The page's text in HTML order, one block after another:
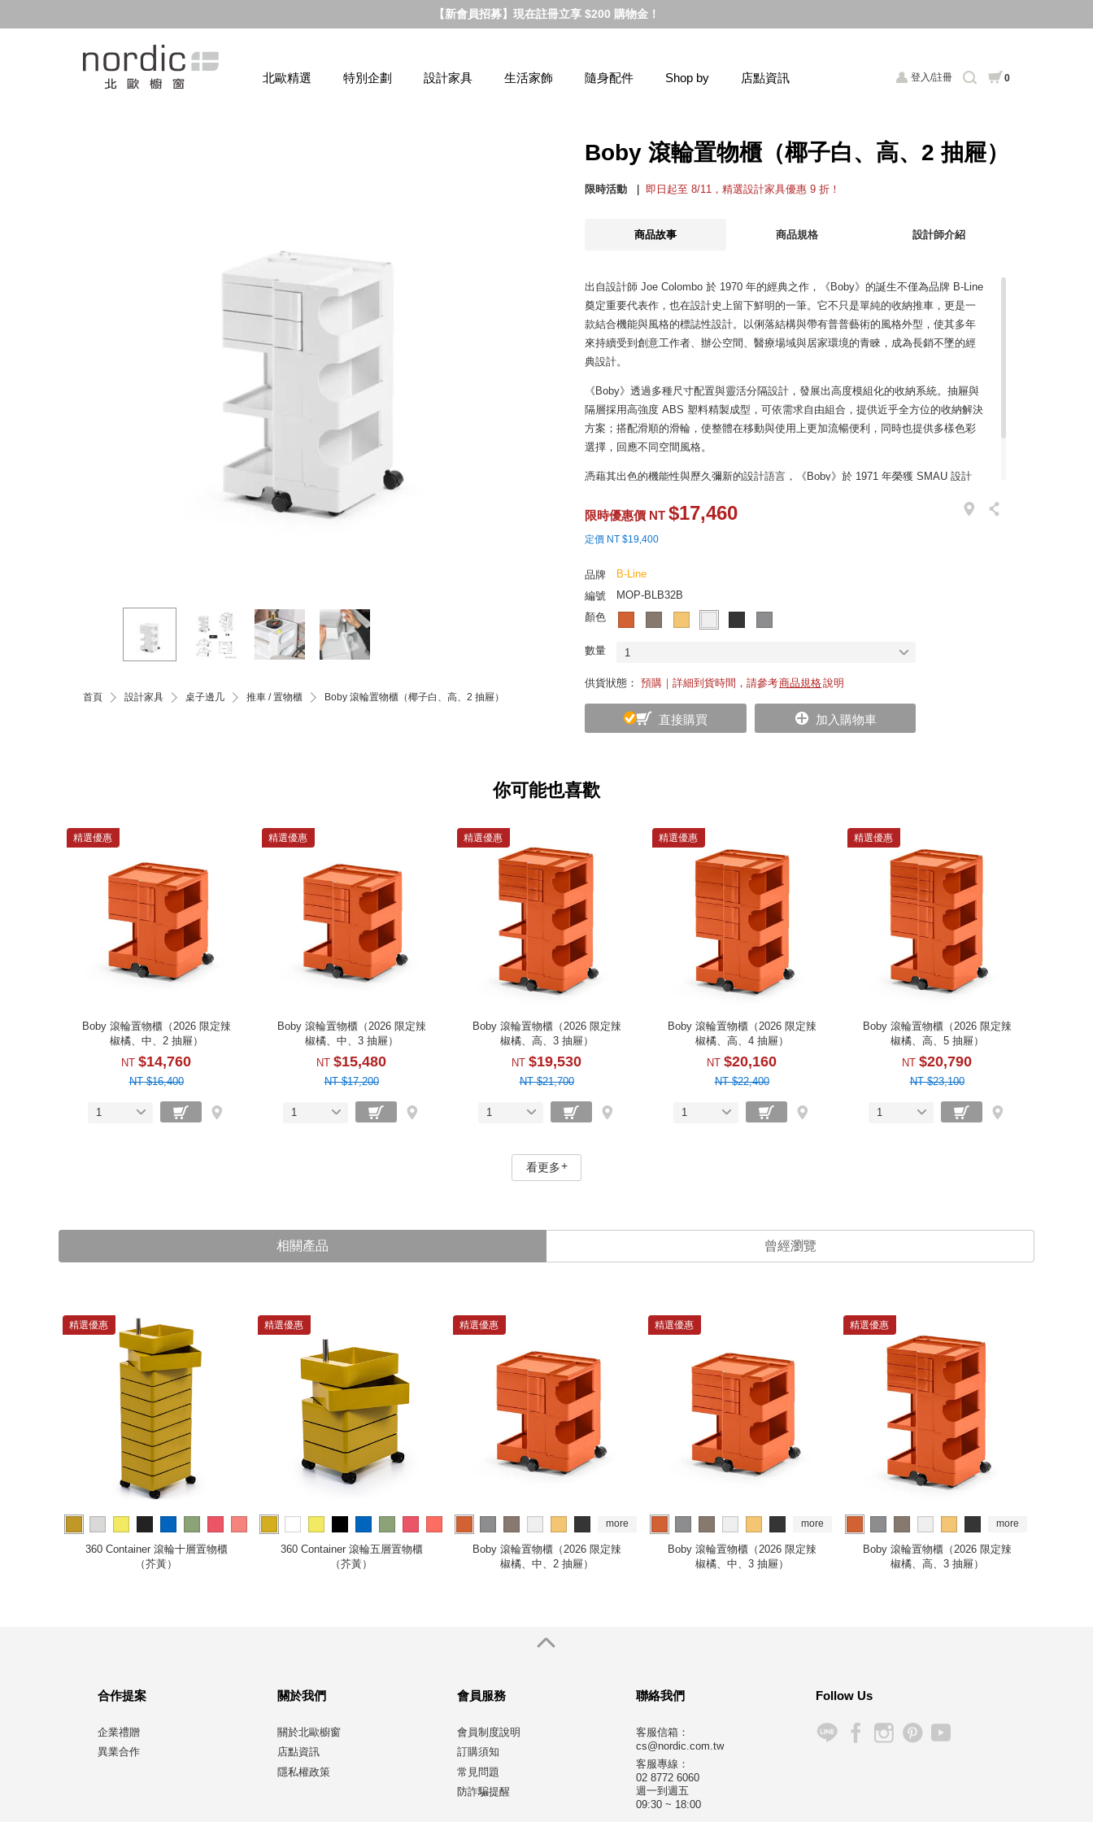
【新會員招募】現在註冊立享 $200 購物金！
登入/註冊 0
北歐精選 特別企劃 設計家具 生活家飾 隨身配件 Shop by 店點資訊
首頁 設計家具 桌子邊几 推車 / 置物櫃 Boby 滾輪置物櫃（椰子白、高、2 抽屜）
Boby 滾輪置物櫃（椰子白、高、2 抽屜）
限時活動 即日起至 8/11，精選設計家具優惠 9 折！
商品故事 商品規格 設計師介紹
出自設計師 Joe Colombo 於 1970 年的經典之作，《Boby》的誕生不僅為品牌 B-Line
奠定重要代表作，也在設計史上留下鮮明的一筆。它不只是單純的收納推車，更是一
款結合機能與風格的標誌性設計。以俐落結構與帶有普普藝術的風格外型，使其多年
來持續受到創意工作者、辦公空間、醫療場域與居家環境的青睞，成為長銷不墜的經
典設計。
《Boby》透過多種尺寸配置與靈活分隔設計，發展出高度模組化的收納系統。抽屜與
隔層採用高強度 ABS 塑料精製成型，可依需求自由組合，提供近乎全方位的收納解決
方案；搭配滑順的滑輪，使整體在移動與使用上更加流暢便利，同時也提供多樣色彩
選擇，回應不同空間風格。
憑藉其出色的機能性與歷久彌新的設計語言，《Boby》於 1971 年榮獲 SMAU 設計
館藏，成為兼具實用價值與設計意義的經典之作。
限時優惠價 NT $17,460
定價 NT $19,400
品牌
B-Line
編號
MOP-BLB32B
顏色
數量 1
供貨狀態： 預購｜詳細到貨時間，請參考商品規格說明
直接購買 加入購物車
你可能也喜歡
精選優惠
Boby 滾輪置物櫃（2026 限定辣
椒橘、中、2 抽屜）
NT $14,760
NT $16,400
1
精選優惠
Boby 滾輪置物櫃（2026 限定辣
椒橘、中、3 抽屜）
NT $15,480
NT $17,200
1
精選優惠
Boby 滾輪置物櫃（2026 限定辣
椒橘、高、3 抽屜）
NT $19,530
NT $21,700
1
精選優惠
Boby 滾輪置物櫃（2026 限定辣
椒橘、高、4 抽屜）
NT $20,160
NT $22,400
1
精選優惠
Boby 滾輪置物櫃（2026 限定辣
椒橘、高、5 抽屜）
NT $20,790
NT $23,100
1
看更多
相關產品 曾經瀏覽
精選優惠
more
360 Container 滾輪十層置物櫃
（芥黃）
精選優惠
more
360 Container 滾輪五層置物櫃
（芥黃）
精選優惠
more
Boby 滾輪置物櫃（2026 限定辣
椒橘、中、2 抽屜）
精選優惠
more
Boby 滾輪置物櫃（2026 限定辣
椒橘、中、3 抽屜）
精選優惠
more
Boby 滾輪置物櫃（2026 限定辣
椒橘、高、3 抽屜）
合作提案
企業禮贈
異業合作
關於我們
關於北歐櫥窗
店點資訊
隱私權政策
會員服務
會員制度說明
訂購須知
常見問題
防詐騙提醒
聯絡我們
客服信箱：
cs@nordic.com.tw
客服專線：
02 8772 6060
週一到週五
09:30 ~ 18:00
Follow Us